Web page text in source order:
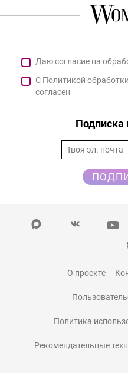
Даюсогласие на
С Политикой
согласен
Подписка
О проекте
Политика
Рекомендательные